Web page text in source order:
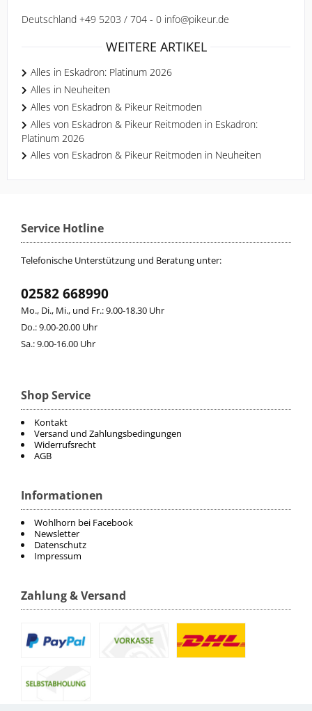
Deutschland +49 5203 / 704 - 0 info@pikeur.de
WEITERE ARTIKEL
Alles in Eskadron: Platinum 2026
Alles in Neuheiten
Alles von Eskadron & Pikeur Reitmoden
Alles von Eskadron & Pikeur Reitmoden in Eskadron:
Platinum 2026
Alles von Eskadron & Pikeur Reitmoden in Neuheiten
Service Hotline
Telefonische Unterstützung und Beratung unter:
02582 668990
Mo., Di., Mi., und Fr.: 9.00-18.30 Uhr
Do.: 9.00-20.00 Uhr
Sa.: 9.00-16.00 Uhr
Shop Service
Kontakt
Versand und Zahlungsbedingungen
Widerrufsrecht
AGB
Informationen
Wohlhorn bei Facebook
Newsletter
Datenschutz
Impressum
Zahlung & Versand